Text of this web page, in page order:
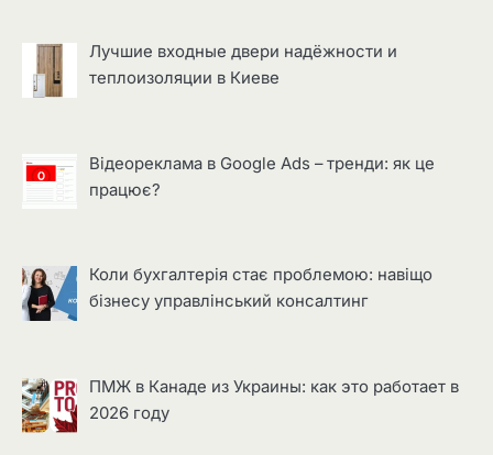
Лучшие входные двери надёжности и
теплоизоляции в Киеве
Відеореклама в Google Ads – тренди: як це
працює?
Коли бухгалтерія стає проблемою: навіщо
бізнесу управлінський консалтинг
ПМЖ в Канаде из Украины: как это работает в
2026 году